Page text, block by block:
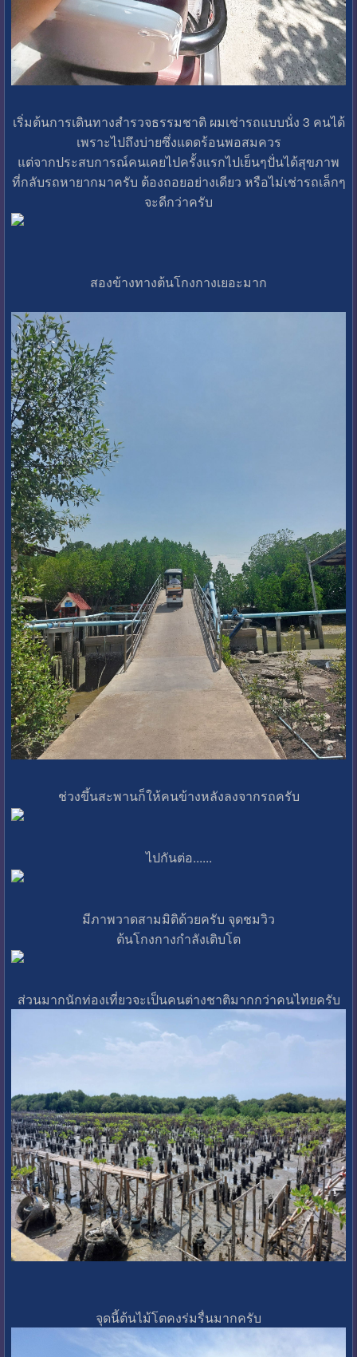
เริ่มต้นการเดินทางสำรวจธรรมชาติ ผมเช่ารถแบบนั่ง 3 คนได้
เพราะไปถึงบ่ายซึ่งแดดร้อนพอสมควร
แต่จากประสบการณ์คนเคยไปครั้งแรกไปเย็นๆปั่นได้สุขภาพ
ที่กลับรถหายากมาครับ ต้องถอยอย่างเดียว หรือไม่เช่ารถเล็กๆ
จะดีกว่าครับ
สองข้างทางต้นโกงกางเยอะมาก
ช่วงขึ้นสะพานก็ให้คนข้างหลังลงจากรถครับ
ไปกันต่อ......
มีภาพวาดสามมิติด้วยครับ จุดชมวิว
ต้นโกงกางกำลังเติบโต
ส่วนมากนักท่องเที่ยวจะเป็นคนต่างชาติมากกว่าคนไทยครับ
จุดนี้ต้นไม้โตคงร่มรื่นมากครับ